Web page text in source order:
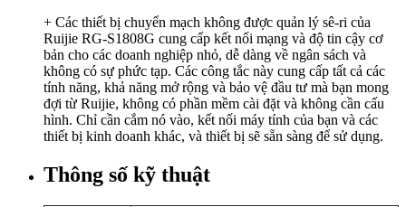
+ Các thiết bị chuyển mạch không được quản lý sê-ri của
Ruijie RG-S1808G cung cấp kết nối mạng và độ tin cậy cơ
bản cho các doanh nghiệp nhỏ, dễ dàng về ngân sách và
không có sự phức tạp. Các công tắc này cung cấp tất cả các
tính năng, khả năng mở rộng và bảo vệ đầu tư mà bạn mong
đợi từ Ruijie, không có phần mềm cài đặt và không cần cấu
hình. Chỉ cần cắm nó vào, kết nối máy tính của bạn và các
thiết bị kinh doanh khác, và thiết bị sẽ sẵn sàng để sử dụng.
Thông số kỹ thuật